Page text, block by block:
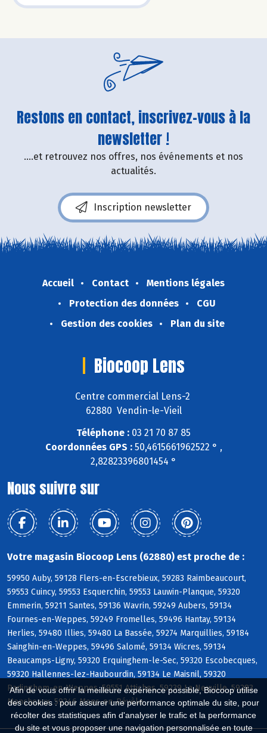
Afin de vous offrir la meilleure expérience possible, Biocoop utilise
des cookies : pour assurer une performance optimale du site, pour
récolter des statistiques afin d'analyser le trafic et la performance
du site et vous proposer une navigation personnalisée en toute
Restons en contact, inscrivez-vous à la
newsletter !
....et retrouvez nos offres, nos événements et nos
actualités.
Inscription newsletter
Accueil Contact
Mentions légales
Protection des données
CGU
Gestion des cookies
Plan du site
Biocoop Lens
Centre commercial Lens-2
62880 Vendin-le-Vieil
Téléphone : 03 21 70 87 85
Coordonnées GPS :50,4615661962522 ° ,
2,82823396801454 °
Nous suivre sur
Votre magasin Biocoop Lens (62880) est proche de :
59950 Auby, 59128 Flers-en-Escrebieux, 59283 Raimbeaucourt,
59553 Cuincy, 59553 Esquerchin, 59553 Lauwin-Planque, 59320
Emmerin, 59211 Santes, 59136 Wavrin, 59249 Aubers, 59134
Fournes-en-Weppes, 59249 Fromelles, 59496 Hantay, 59134
Herlies, 59480 Illies, 59480 La Bassée, 59274 Marquillies, 59184
Sainghin-en-Weppes, 59496 Salomé, 59134 Wicres, 59134
Beaucamps-Ligny, 59320 Erquinghem-le-Sec, 59320 Escobecques,
59320 Hallennes-lez-Haubourdin, 59134 Le Maisnil, 59320
Radinghem-en-Weppes, 59551 Attiches, 59239 La Neuville, 59283
Moncheaux, 59246 Mons-en-Pévèle